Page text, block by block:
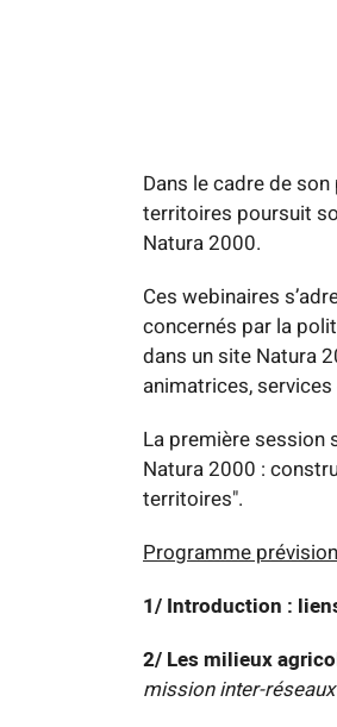
Dans le cadre de
territoires poursuit
Natura 2000.
Ces webinaires
concernés par la
dans un site Natura
animatrices,
La première session
Natura 2000 :
territoires".
Programme
1/ Introduction :
2/ Les milieux
mission inter-